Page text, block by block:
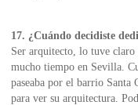
17. ¿Cuándo decidiste
Ser arquitecto, lo tuve claro
mucho tiempo en Sevilla.
paseaba por el barrio
para ver su arquitectura.